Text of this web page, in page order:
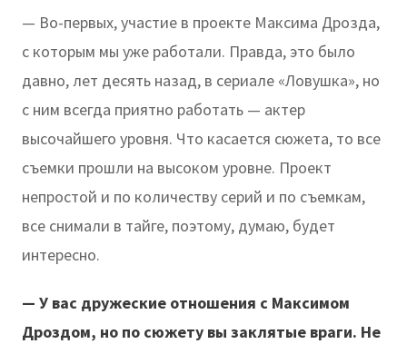
— Во-первых, участие в проекте Максима Дрозда,
с которым мы уже работали. Правда, это было
давно, лет десять назад, в сериале «Ловушка», но
с ним всегда приятно работать — актер
высочайшего уровня. Что касается сюжета, то все
съемки прошли на высоком уровне. Проект
непростой и по количеству серий и по съемкам,
все снимали в тайге, поэтому, думаю, будет
интересно.
— У вас дружеские отношения с Максимом
Дроздом, но по сюжету вы заклятые враги. Не